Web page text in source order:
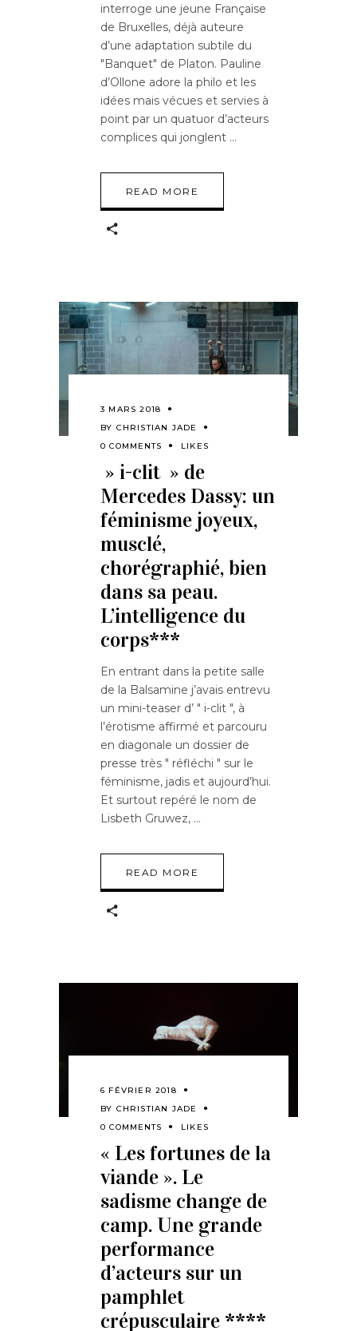
interroge une jeune Française
de Bruxelles, déjà auteure
d’une adaptation subtile du
"Banquet" de Platon. Pauline
d’Ollone adore la philo et les
idées mais vécues et servies à
point par un quatuor d’acteurs
complices qui jonglent
READ MORE
3 MARS 2018
BY CHRISTIAN JADE
0 COMMENTS
LIKES
» i-clit » de
Mercedes Dassy: un
féminisme joyeux,
musclé,
chorégraphié, bien
dans sa peau.
L’intelligence du
corps***
En entrant dans la petite salle
de la Balsamine j’avais entrevu
un mini-teaser d’ " i-clit ", à
l’érotisme affirmé et parcouru
en diagonale un dossier de
presse très " réfléchi " sur le
féminisme, jadis et aujourd’hui.
Et surtout repéré le nom de
Lisbeth Gruwez,
READ MORE
6 FÉVRIER 2018
BY CHRISTIAN JADE
0 COMMENTS
LIKES
« Les fortunes de la
viande ». Le
sadisme change de
camp. Une grande
performance
d’acteurs sur un
pamphlet
crépusculaire ****